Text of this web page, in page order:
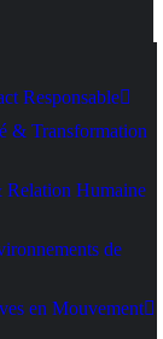
Responsable
& Transformation
Humaine
de
en Mouvement